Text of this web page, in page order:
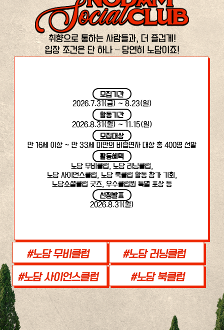
취향으로 통하는 사람들과, 더 즐겁게!
입장 조건은 단 하나 – 당연히 노담이죠!
모집기간
2026.7.31(금) ~ 8.23(일)
활동기간
2026.8.31(월) ~ 11.15(일)
모집대상
만 16세 이상 ~ 만 33세 미만의 비흡연자 대상 총 400명 선발
활동혜택
노담 무비클럽, 노담 러닝클럽,
노담 사이언스클럽, 노담 북클럽 활동 참가 기회,
노담소셜클럽 굿즈, 우수클럽원 특별 포상 등
선정발표
2026.8.31(월)